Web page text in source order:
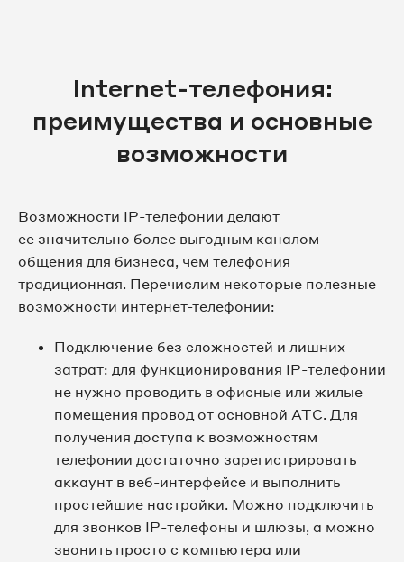
Internet-телефония:
преимущества и основные
возможности
Возможности IP-телефонии делают
ее значительно более выгодным каналом
общения для бизнеса, чем телефония
традиционная. Перечислим некоторые полезные
возможности интернет-телефонии:
Подключение без сложностей и лишних
затрат: для функционирования IP-телефонии
не нужно проводить в офисные или жилые
помещения провод от основной АТС. Для
получения доступа к возможностям
телефонии достаточно зарегистрировать
аккаунт в веб-интерфейсе и выполнить
простейшие настройки. Можно подключить
для звонков IP-телефоны и шлюзы, а можно
звонить просто с компьютера или